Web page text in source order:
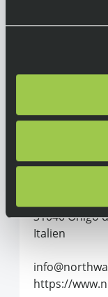
Alle
31040 Onigo
Italien
https://